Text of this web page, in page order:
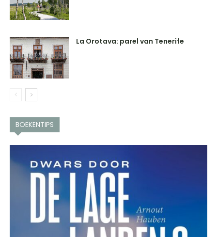
La Orotava: parel van Tenerife
BOEKENTIPS